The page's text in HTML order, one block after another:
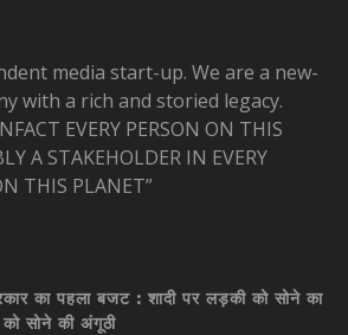
media start-up. We are a new-
with a rich and storied legacy.
EVERY PERSON ON THIS
A STAKEHOLDER IN EVERY
THIS PLANET”
का पहला बजट : शादी पर लड़की को सोने का
सोने की अंगूठी